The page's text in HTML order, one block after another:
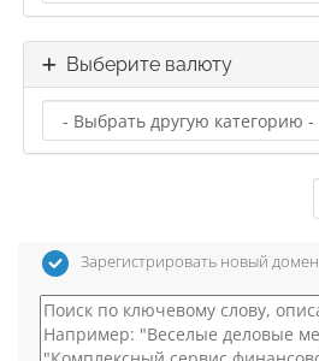
Выберите валюту
Зарегистрировать новый домен